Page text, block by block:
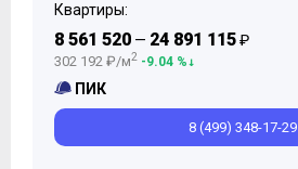
Квартиры:
8 561 520 — 24 891 115₽
302 192 ₽/м2 -9.04 %
ПИК
8 (499) 348-17-29